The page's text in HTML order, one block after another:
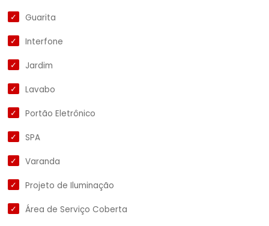
Guarita
Interfone
Jardim
Lavabo
Portão Eletrônico
SPA
Varanda
Projeto de Iluminação
Área de Serviço Coberta